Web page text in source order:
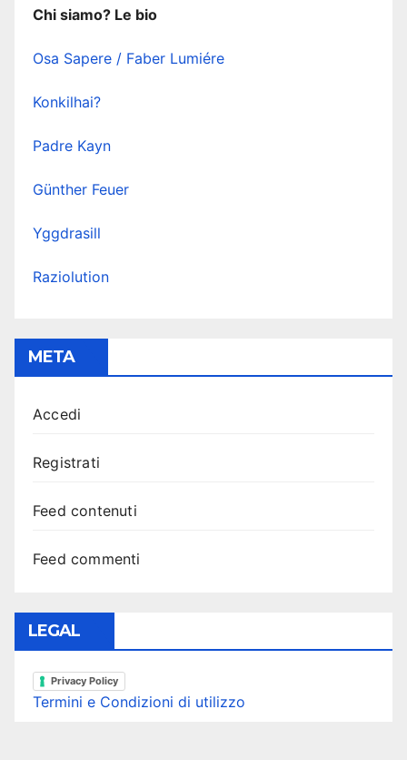
Chi siamo? Le bio
Osa Sapere / Faber Lumiére
Konkilhai?
Padre Kayn
Günther Feuer
Yggdrasill
Raziolution
META
Accedi
Registrati
Feed contenuti
Feed commenti
LEGAL
Privacy Policy
Termini e Condizioni di utilizzo